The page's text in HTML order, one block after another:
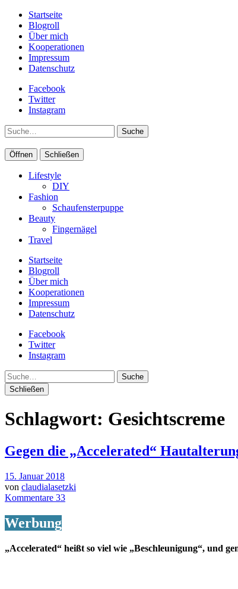
Startseite
Blogroll
Über mich
Kooperationen
Impressum
Datenschutz
Facebook
Twitter
Instagram
Suche
Öffnen Schließen
Lifestyle
DIY
Fashion
Schaufensterpuppe
Beauty
Fingernägel
Travel
Startseite
Blogroll
Über mich
Kooperationen
Impressum
Datenschutz
Facebook
Twitter
Instagram
Suche
Schließen
Schlagwort: Gesichtscreme
Gegen die „Accelerated“
15. Januar 2018
von claudialasetzki
Kommentare 33
Werbung
„Accelerated“ heißt so viel wie „Beschleunigung“, und